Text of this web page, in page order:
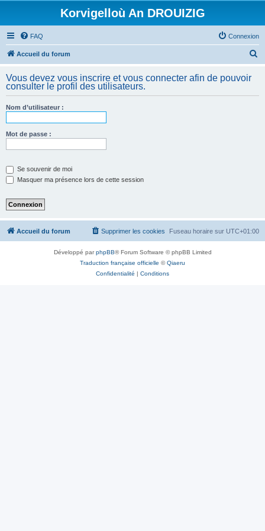
Korvigelloù An DROUIZIG
FAQ Connexion
Accueil du forum
h
Vous devez vous inscrire et vous connecter afin de pouvoir
consulter le profil des utilisateurs.
Nom d’utilisateur :
Mot de passe :
Se souvenir de moi
Masquer ma présence lors de cette session
Accueil du forum Fuseau horaire sur UTC+01:00
Supprimer les cookies
Développé parphpBB® Forum Software © phpBB Limited
Traduction française officielle ©Qiaeru
Confidentialité | Conditions